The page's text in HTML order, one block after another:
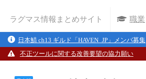
ラグマス情報まとめサイト 職業
日本鯖 ch13 ギルド「HAVEN_JP」メンバ募集
不正ツールに関する改善要望の協力願い